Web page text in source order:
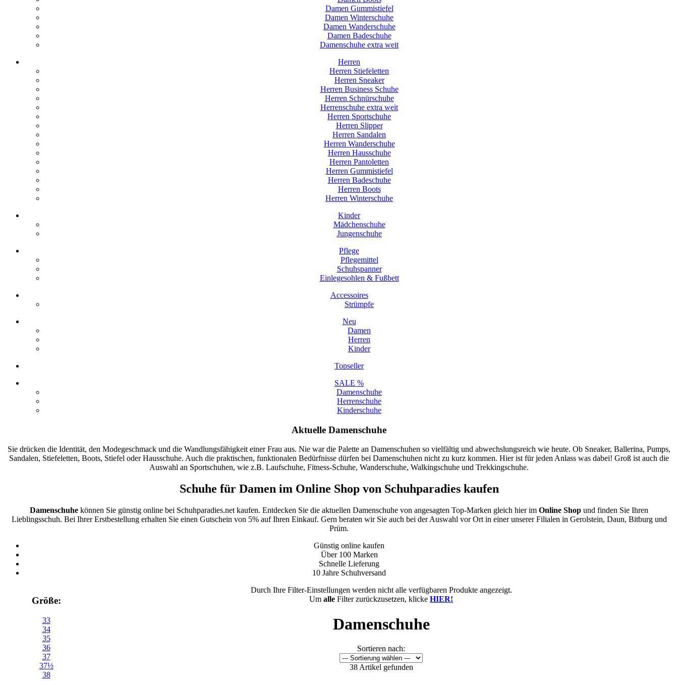
Damen Gummistiefel
Damen Winterschuhe
Damen Wanderschuhe
Damen Badeschuhe
Damenschuhe extra weit
Herren
Herren Stiefeletten
Herren Sneaker
Herren Business Schuhe
Herren Schnürschuhe
Herrenschuhe extra weit
Herren Sportschuhe
Herren Slipper
Herren Sandalen
Herren Wanderschuhe
Herren Hausschuhe
Herren Pantoletten
Herren Gummistiefel
Herren Badeschuhe
Herren Boots
Herren Winterschuhe
Kinder
Mädchenschuhe
Jungenschuhe
Pflege
Pflegemittel
Schuhspanner
Einlegesohlen & Fußbett
Accessoires
Strümpfe
Neu
Damen
Herren
Kinder
Topseller
SALE %
Damenschuhe
Herrenschuhe
Kinderschuhe
Aktuelle Damenschuhe
Sie drücken die Identität, den Modegeschmack und die Wandlungsfähigkeit einer Frau aus. Nie war die Palette an Damenschuhen so vielfältig und abwechslungsreich wie heute. Ob Sneaker, Ballerina, Pumps,
Sandalen, Stiefeletten, Boots, Stiefel oder Hausschuhe. Auch die praktischen, funktionalen Bedürfnisse dürfen bei Damenschuhen nicht zu kurz kommen. Hier ist für jeden Anlass was dabei! Groß ist auch die
Auswahl an Sportschuhen, wie z.B. Laufschuhe, Fitness-Schuhe, Wanderschuhe, Walkingschuhe und Trekkingschuhe.
Schuhe für Damen im Online Shop von Schuhparadies kaufen
Damenschuhe können Sie günstig online bei Schuhparadies.net kaufen. Entdecken Sie die aktuellen Damenschuhe von angesagten Top-Marken gleich hier im Online Shop und finden Sie Ihren
Lieblingsschuh. Bei Ihrer Erstbestellung erhalten Sie einen Gutschein von 5% auf Ihren Einkauf. Gern beraten wir Sie auch bei der Auswahl vor Ort in einer unserer Filialen in Gerolstein, Daun, Bitburg und
Prüm.
Günstig online kaufen
Über 100 Marken
Schnelle Lieferung
10 Jahre Schuhversand
Größe:
33
34
35
36
37
37½
38
Durch Ihre Filter-Einstellungen werden nicht alle verfügbaren Produkte angezeigt.
Um alle Filter zurückzusetzen, klicke HIER!
Damenschuhe
Sortieren nach:
38 Artikel gefunden